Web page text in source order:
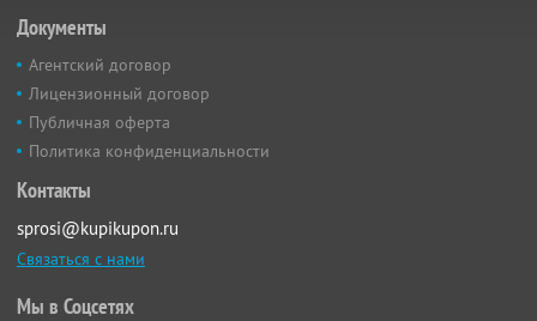
Документы
Агентский договор
Лицензионный договор
Публичная оферта
Политика конфиденциальности
Контакты
sprosi@kupikupon.ru
Связаться с нами
Мы в Соцсетях